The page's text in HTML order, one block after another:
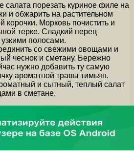
салата порезать куриное филе на
и обжарить на растительном
корочки. Морковь почистить и
терке. Сладкий перец
полосами.
со свежими овощами и
чеснок и сметану. Бережно
нужно добавить ту самую
ароматной травы тимьян.
и сытный, теплый салат
в сметане.